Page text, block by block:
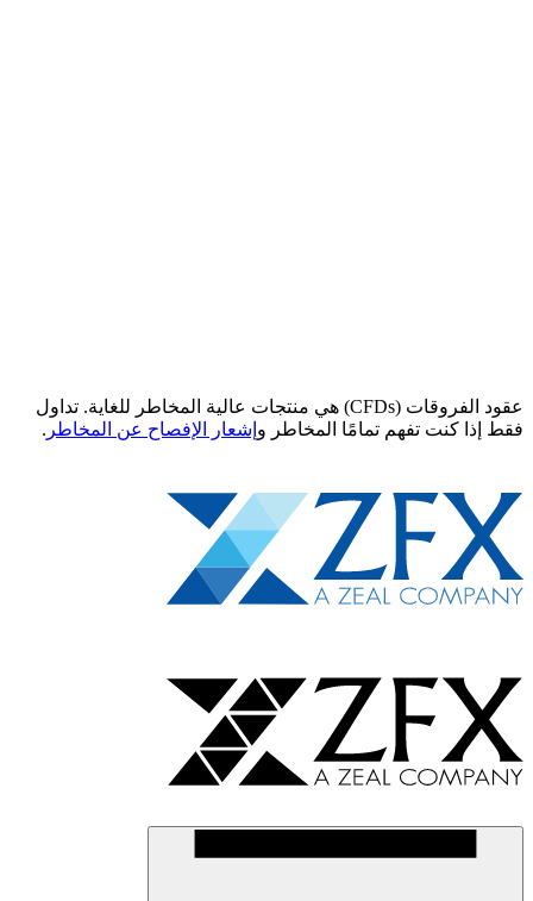
عقود الفروقات (CFDs) هي منتجات عالية المخاطر للغاية. تداول
فقط إذا كنت تفهم تمامًا المخاطر و إشعار الإفصاح عن المخاطر .